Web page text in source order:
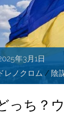
年3月1日
レノクロム / 陰
っち？